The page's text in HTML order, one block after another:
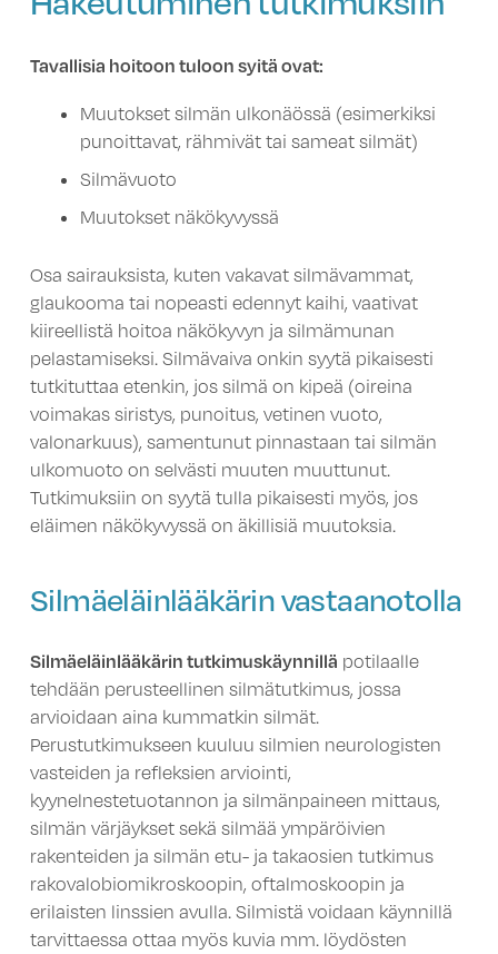
Tavallisia hoitoon tuloon syitä ovat:
Muutokset silmän ulkonäössä (esimerkiksi
punoittavat, rähmivät tai sameat silmät)
Silmävuoto
Muutokset näkökyvyssä
Osa sairauksista, kuten vakavat silmävammat,
glaukooma tai nopeasti edennyt kaihi, vaativat
kiireellistä hoitoa näkökyvyn ja silmämunan
pelastamiseksi. Silmävaiva onkin syytä pikaisesti
tutkituttaa etenkin, jos silmä on kipeä (oireina
voimakas siristys, punoitus, vetinen vuoto,
valonarkuus), samentunut pinnastaan tai silmän
ulkomuoto on selvästi muuten muuttunut.
Tutkimuksiin on syytä tulla pikaisesti myös, jos
eläimen näkökyvyssä on äkillisiä muutoksia.
Silmäeläinlääkärin vastaanotolla
Silmäeläinlääkärin tutkimuskäynnillä potilaalle
tehdään perusteellinen silmätutkimus, jossa
arvioidaan aina kummatkin silmät.
Perustutkimukseen kuuluu silmien neurologisten
vasteiden ja refleksien arviointi,
kyynelnestetuotannon ja silmänpaineen mittaus,
silmän värjäykset sekä silmää ympäröivien
rakenteiden ja silmän etu- ja takaosien tutkimus
rakovalobiomikroskoopin, oftalmoskoopin ja
erilaisten linssien avulla. Silmistä voidaan käynnillä
tarvittaessa ottaa myös kuvia mm. löydösten